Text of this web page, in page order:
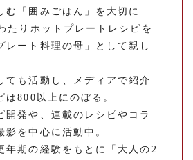
む「囲みごはん」を大切に
たりホットプレートレシピを
レート料理の母」として親し
ても活動し、メディアで紹介
は800以上にのぼる。
開発や、連載のレシピやコラ
影を中心に活動中。
年期の経験をもとに「大人の2